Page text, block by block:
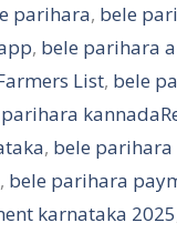
parihara, bele
, bele parihara
List, bele
, bele
, bele parihara
karnataka 2025